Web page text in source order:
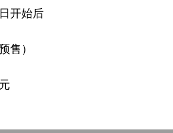
开始后
售）